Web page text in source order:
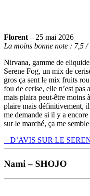
Florent – 25 mai 2026
La moins bonne note : 7,5 /
Nirvana, gamme de
Serene Fog, un mix de
gros ça sent le mix fruits
fou de cerise, elle n’est
mais plaira peut-être moins
plaire mais définitivement,
me demande si il y a
sur le marché, ça me
+ D’AVIS SUR LE
Nami – SHOJO